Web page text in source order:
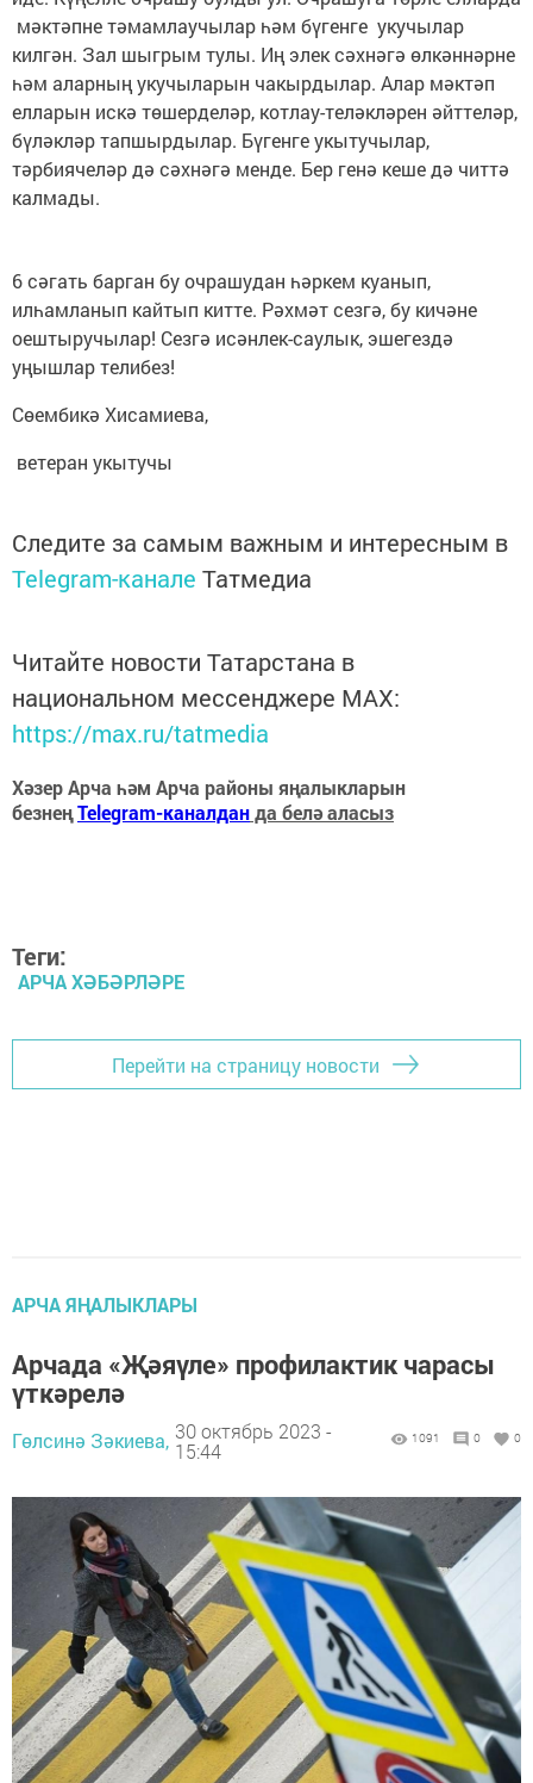
мәктәпне тәмамлаучылар һәм бүгенге укучылар
килгән. Зал шыгрым тулы. Иң элек сәхнәгә өлкәннәрне
һәм аларның укучыларын чакырдылар. Алар мәктәп
елларын искә төшерделәр, котлау-теләкләрен әйттеләр,
бүләкләр тапшырдылар. Бүгенге укытучылар,
тәрбиячеләр дә сәхнәгә менде. Бер генә кеше дә читтә
калмады.
6 сәгать барган бу очрашудан һәркем куанып,
илһамланып кайтып китте. Рәхмәт сезгә, бу кичәне
оештыручылар! Сезгә исәнлек-саулык, эшегездә
уңышлар телибез!
Сөембикә Хисамиева,
ветеран укытучы
Следите за самым важным и интересным в
Telegram-канале Татмедиа
Читайте новости Татарстана в
национальном мессенджере MАХ:
https://max.ru/tatmedia
Хәзер Арча һәм Арча районы яңалыкларын
безнеңTelegram-каналданда белә аласыз
Теги:
АРЧА ХӘБӘРЛӘРЕ
Перейти на страницу новости
АРЧА ЯҢАЛЫКЛАРЫ
Арчада «Җәяүле» профилактик чарасы
үткәрелә
Гөлсинә Зәкиева, 30 октябрь 2023 -
15:44
1091 0 0